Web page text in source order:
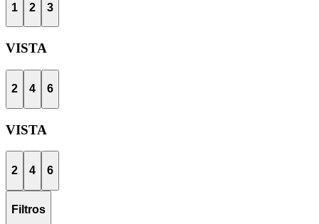
1 2 3
VISTA
2 4 6
VISTA
2 4 6
Filtros